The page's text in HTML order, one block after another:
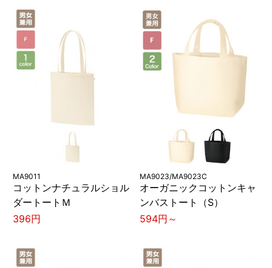
MA9011
コットンナチュラルショル
ダートートＭ
396円
MA9023/MA9023C
オーガニックコットンキャ
ンバストート（S）
594円～